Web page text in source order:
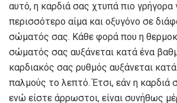
αυτό, η καρδιά σας χτυπά πιο γρήγορα
περισσότερο αίμα και οξυγόνο σε
σώματός σας. Κάθε φορά που η
σώματός σας αυξάνεται κατά ένα
καρδιακός σας ρυθμός αυξάνεται
παλμούς το λεπτό. Έτσι, εάν η καρδιά
ενώ είστε άρρωστοι, είναι συνήθως